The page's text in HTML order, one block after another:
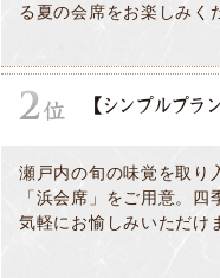
る夏の会席をお楽しみく
【シンプルプラ
瀬戸内の旬の味覚を取り
「浜会席」をご用意。四
気軽にお愉しみいただけ